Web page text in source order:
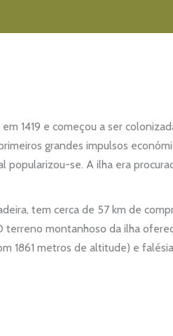
1419 e começou a ser
grandes impulsos
popularizou-se. A ilha era
tem cerca de 57 km de
terreno montanhoso da ilha
1861 metros de altitude) e